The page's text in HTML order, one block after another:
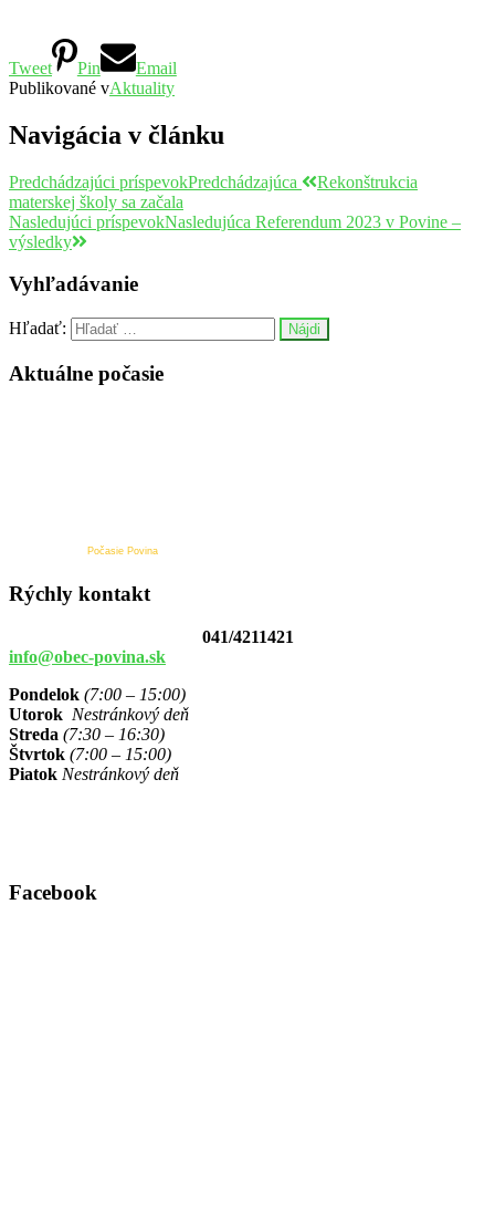
Tweet Pin
Email
Publikované vAktuality
Navigácia v článku
Predchádzajúci príspevokPredchádzajúca
Rekonštrukcia
materskej školy sa začala
Nasledujúci príspevokNasledujúca Referendum 2023 v Povine –
výsledky
Vyhľadávanie
Hľadať:
Aktuálne počasie
Počasie Povina
Rýchly kontakt
041/4211421
info@obec-povina.sk
Pondelok (7:00 – 15:00)
Utorok Nestránkový deň
Streda (7:30 – 16:30)
Štvrtok (7:00 – 15:00)
Piatok Nestránkový deň
Facebook